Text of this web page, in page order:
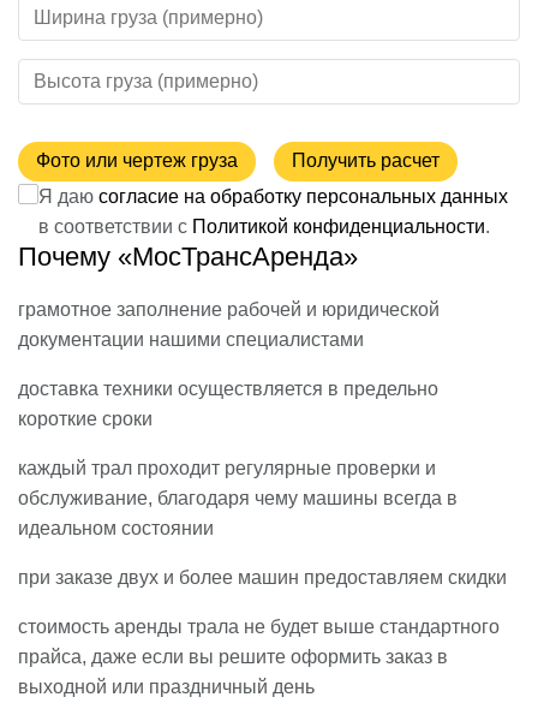
Фото или чертеж груза
Получить расчет
Я даю согласие на обработку персональных данных
в соответствии с Политикой конфиденциальности.
Почему «МосТрансАренда»
грамотное заполнение рабочей и юридической
документации нашими специалистами
доставка техники осуществляется в предельно
короткие сроки
каждый трал проходит регулярные проверки и
обслуживание, благодаря чему машины всегда в
идеальном состоянии
при заказе двух и более машин предоставляем скидки
стоимость аренды трала не будет выше стандартного
прайса, даже если вы решите оформить заказ в
выходной или праздничный день